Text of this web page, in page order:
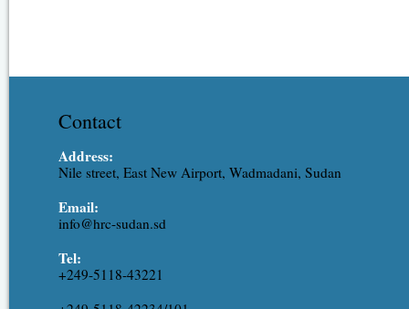
Contact
Address:
Nile street, East New Airport, Wadmadani, Sudan
Email:
info@hrc-sudan.sd
Tel:
+249-5118-43221